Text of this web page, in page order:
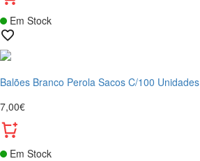
Em Stock
Balões Branco Perola Sacos C/100 Unidades
7,00€
Em Stock